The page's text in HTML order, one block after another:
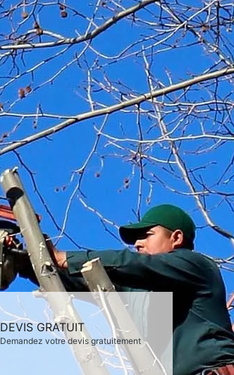
DEVIS GRATUIT
Demandez votre devis gratuitement